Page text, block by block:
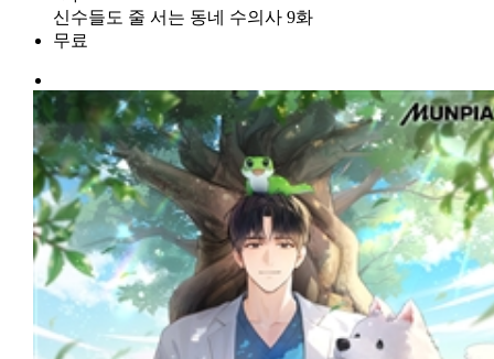
신수들도 줄 서는 동네 수의사 9화
무료